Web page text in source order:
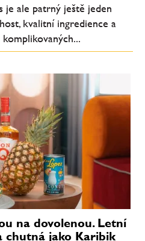
je ale patrný ještě jeden
kvalitní ingredience a
na dovolenou. Letní
chutná jako Karibik